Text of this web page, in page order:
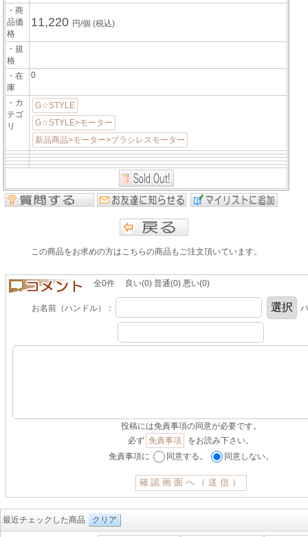
・商
品価
格
11,220 円/個(税込)
・規
格
・在
庫
0
・カ
テゴ
リ
G☆STYLE
G☆STYLE>モーター
新品商品>モーター>ブラシレスモーター
この商品をお求めの方はこちらの商品もご注文頂いています。
全0件 良い(0) 普通(0) 悪い(0)
お名前（ハンドル）：
投稿には免責事項の同意が必要です。
必ず 免責事項
をお読み下さい。
免責事項に
同意する。 同意しない。
最近チェックした商品 クリア